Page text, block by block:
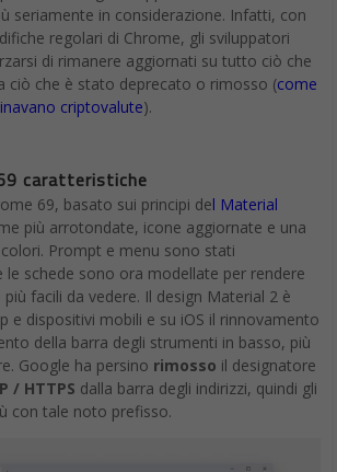
seriamente in considerazione. Infatti, con
regolari di Chrome, gli sviluppatori
di rimanere aggiornati su tutto ciò che
ciò che è stato deprecato o rimosso (come
criptovalute).
caratteristiche
69, basato sui principi del Material
più arrotondate, icone aggiornate e una
Prompt e menu sono stati
le schede sono ora modellate per rendere
facili da vedere. Il design Material 2 è
e dispositivi mobili e su iOS il rinnovamento
della barra degli strumenti in basso, più
Google ha persino rimosso il designatore
/ HTTPS dalla barra degli indirizzi, quindi gli
con tale noto prefisso.